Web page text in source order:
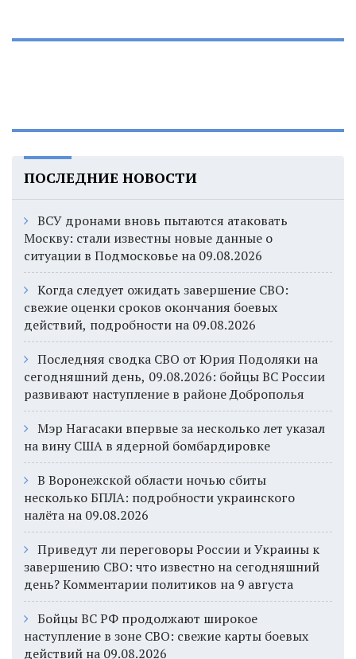
ПОСЛЕДНИЕ НОВОСТИ
ВСУ дронами вновь пытаются атаковать
Москву: стали известны новые данные о
ситуации в Подмосковье на 09.08.2026
Когда следует ожидать завершение СВО:
свежие оценки сроков окончания боевых
действий, подробности на 09.08.2026
Последняя сводка СВО от Юрия Подоляки на
сегодняшний день, 09.08.2026: бойцы ВС России
развивают наступление в районе Доброполья
Мэр Нагасаки впервые за несколько лет указал
на вину США в ядерной бомбардировке
В Воронежской области ночью сбиты
несколько БПЛА: подробности украинского
налёта на 09.08.2026
Приведут ли переговоры России и Украины к
завершению СВО: что известно на сегодняшний
день? Комментарии политиков на 9 августа
Бойцы ВС РФ продолжают широкое
наступление в зоне СВО: свежие карты боевых
действий на 09.08.2026